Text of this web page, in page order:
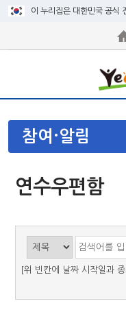
이 누리집은 대한민국 공식
참여·알림
연수우편함
[위 빈칸에 날짜 시작일과